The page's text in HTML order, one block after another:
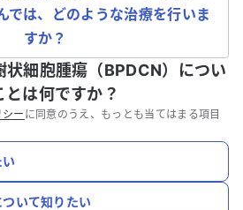
では、どのような治療を行いま
すか？
状細胞腫瘍（BPDCN）につい
は何ですか？
ー に同意のうえ、もっとも当てはまる項目
いて知りたい